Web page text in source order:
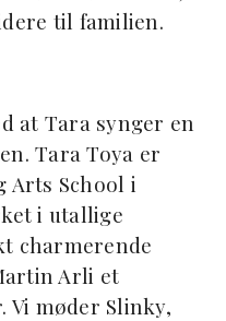
til familien.
at Tara synger en
Tara Toya er
Arts School i
i utallige
charmerende
Arli et
møder Slinky,